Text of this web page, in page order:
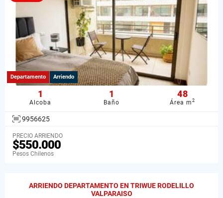
Departamento Arriendo
1
Alcoba
1
Baño
48
Área m2
9956625
PRECIO ARRIENDO
$550.000
Pesos Chilenos
ARRIENDO DEPARTAMENTO EN TRIWUE RODELILLO
VALPARAISO